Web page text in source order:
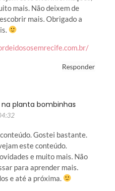
mais. Não deixem de
mais. Obrigado a
Responder
planta bombinhas
Gostei bastante.
este conteúdo.
e muito mais. Não
para aprender mais.
e até a próxima.